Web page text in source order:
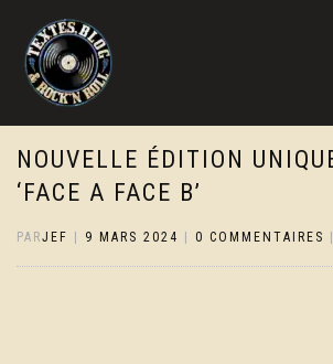
NOUVELLE ÉDITION
‘FACE A FACE B’
PARJEF 9 MARS 2024 0 COMMENTAIRES